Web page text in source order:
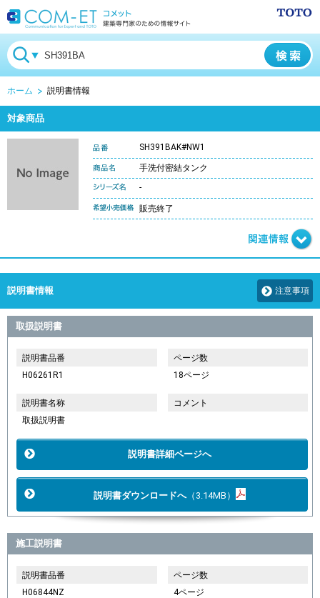
ホーム 説明書情報
対象商品
SH391BAK#NW1
手洗付密結タンク
-
販売終了
説明書情報 注意事項
取扱説明書
説明書品番
H06261R1
ページ数
18ページ
説明書名称
取扱説明書
コメント
説明書詳細ページへ
説明書ダウンロードへ（3.14MB）
施工説明書
説明書品番
H06844NZ
ページ数
4ページ